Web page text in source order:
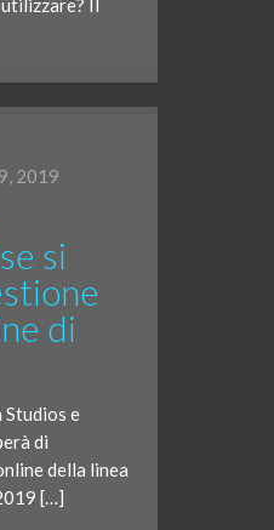
Il
2019
si
di
Studios e
di
della linea
[…]